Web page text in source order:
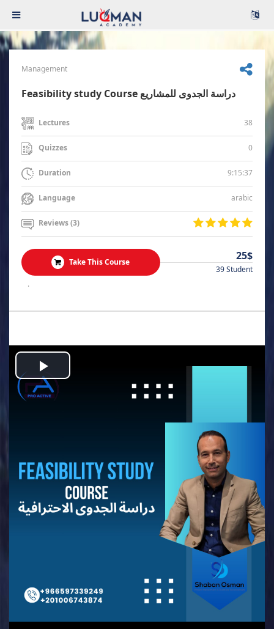
Management
Feasibility study Course دراسة الجدوى للمشاريع
Lectures 38
Quizzes 0
Duration 9:15:37
Language arabic
Reviews (3)
Take This Course 25$
39 Student
.
Play